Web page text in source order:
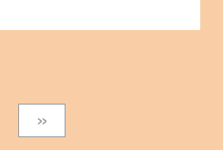
LAST
PAGE
>>